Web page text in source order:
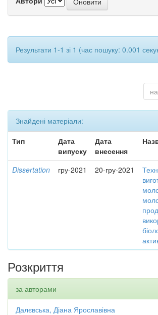
Результати 1-1 зі 1 (час пошуку: 0.001
Знайдені матеріали:
Тип
Дата
випуску
Дата
внесення
Dissertation гру-2021 20-гру-2021
Розкриття
за авторами
Далєвська, Діана Ярославівна